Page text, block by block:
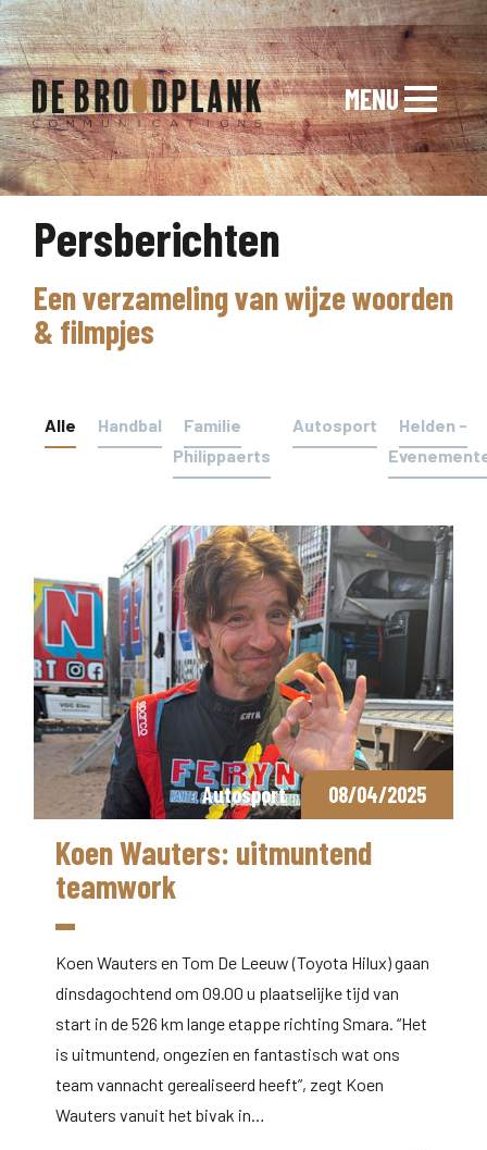
MENU
Persberichten
Een verzameling van wijze woorden
& filmpjes
Alle Handbal
Familie
Philippaerts
Autosport
Helden -
Autosport 08/04/2025
Koen Wauters: uitmuntend
teamwork
Koen Wauters en Tom De Leeuw (Toyota Hilux) gaan
dinsdagochtend om 09.00 u plaatselijke tijd van
start in de 526 km lange etappe richting Smara. “Het
is uitmuntend, ongezien en fantastisch wat ons
team vannacht gerealiseerd heeft”, zegt Koen
Wauters vanuit het bivak in…